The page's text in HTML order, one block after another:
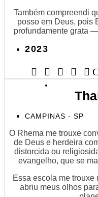
Também compreendi
posso em Deus, pois
profundamente grata
2023
    
CAMPINAS - SP
O Rhema me trouxe
de Deus e herdeira
distorcida ou
evangelho, que se
Essa escola me
abriu meus olhos